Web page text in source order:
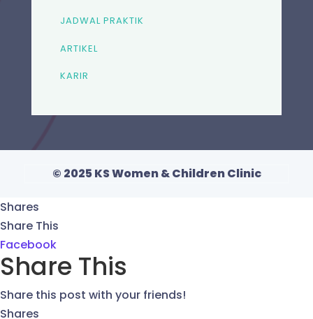
JADWAL PRAKTIK
ARTIKEL
KARIR
© 2025 KS Women & Children Clinic
Shares
Share This
Facebook
Share This
Share this post with your friends!
Shares